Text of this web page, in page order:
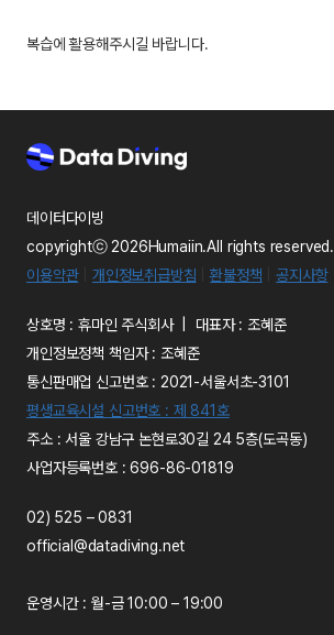
복습에 활용해주시길 바랍니다.
데이터다이빙
copyrightⓒ 2026Humaiin.All rights reserved.
이용약관| 개인정보취급방침 |환불정책 |공지사항
상호명 : 휴마인 주식회사 | 대표자 : 조혜준
개인정보정책 책임자 : 조혜준
통신판매업 신고번호 : 2021-서울서초-3101
평생교육시설 신고번호 : 제 841호
주소 : 서울 강남구 논현로30길 24 5층(도곡동)
사업자등록번호 : 696-86-01819
02) 525 – 0831
official@datadiving.net
운영시간 : 월-금 10:00 – 19:00